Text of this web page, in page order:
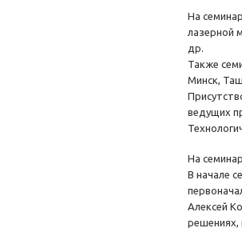
На
лазерной
др.
Также
Минск,
ведущих
На
В начале
Алексей
решениях,